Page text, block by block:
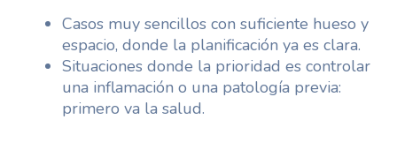
Casos muy sencillos con suficiente hueso y
espacio, donde la planificación ya es clara.
Situaciones donde la prioridad es controlar
una inflamación o una patología previa:
primero va la salud.